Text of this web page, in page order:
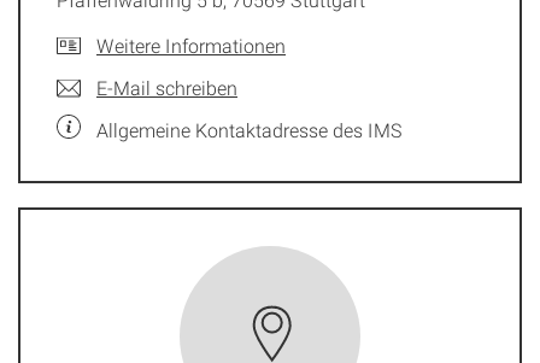
Weitere Informationen
E-Mail schreiben
Allgemeine Kontaktadresse des IMS